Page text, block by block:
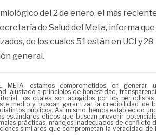
del 2 de enero, el más
de Salud del Meta, informa que
de los cuales 51 están en UCI y 28
general.
META estamos comprometidos en generar
ajustado a principios de honestidad,
los cuales son acogidos por los periodistas
medio y buscan garantizar la credibilidad de
públicos. Así mismo, hemos establecido
estándares éticos que buscan prevenir
prácticas, manejos inadecuados de conflicto
similares que comprometan la veracidad de